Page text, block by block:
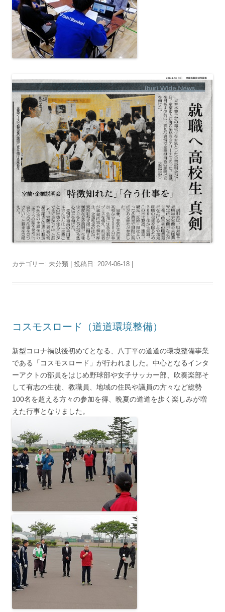
カテゴリー: 未分類 | 投稿日: 2024-06-18 |
コスモスロード（道道環境整備）
新型コロナ禍以後初めてとなる、八丁平の道道の環境整備事業
である「コスモスロード」が行われました。中心となるインタ
ーアクトの部員をはじめ野球部や女子サッカー部、吹奏楽部そ
して有志の生徒、教職員、地域の住民や議員の方々など総勢
100名を超える方々の参加を得、晩夏の道道を歩く楽しみが増
えた行事となりました。